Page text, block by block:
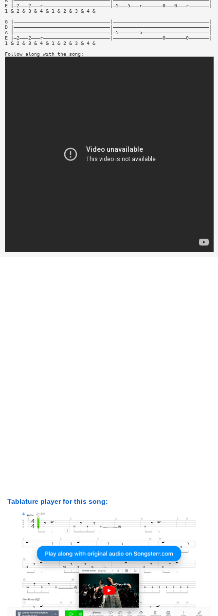
E |—2———2———r———————————————————————|—5———5———r———————0———0———r———————|
1 & 2 & 3 & 4 & 1 & 2 & 3 & 4 &
G |—————————————————————————————————|—————————————————————————————————|
D |—————————————————————————————————|—————————————————————————————————|
A |—————————————————————————————————|—5———————5———————————————————————|
E |—2———2———r———————————————————————|—————————————————0———————0———————|
1 & 2 & 3 & 4 & 1 & 2 & 3 & 4 &
Follow along with the song:
Tablature player for this song: